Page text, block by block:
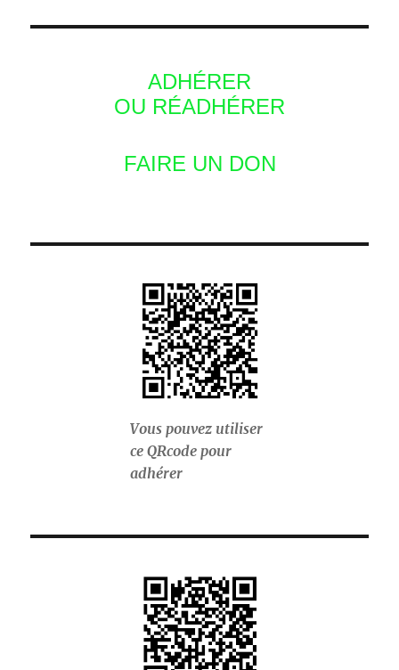
ADHÉRER
OU RÉADHÉRER
FAIRE UN DON
Vous pouvez utiliser
ce QRcode pour
adhérer